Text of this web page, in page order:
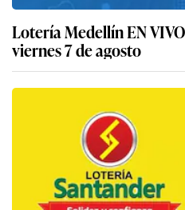
Lotería Medellín EN
viernes 7 de agosto